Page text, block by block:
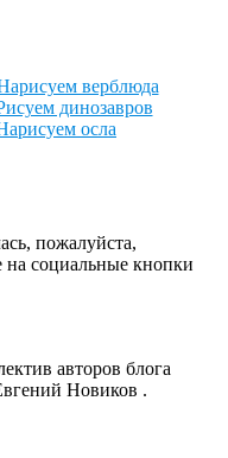
верблюда
динозавров
осла
пожалуйста,
на социальные кнопки
авторов блога
Новиков .